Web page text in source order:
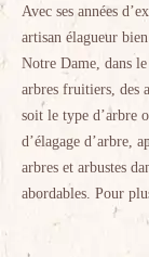
Avec ses années
artisan élagueur
Notre Dame, dans
arbres fruitiers, des
soit le type d’arbre
d’élagage d’arbre,
arbres et arbustes
abordables. Pour